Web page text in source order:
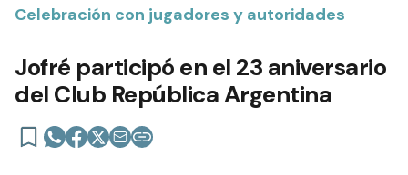
Celebración con jugadores y autoridades
Jofré participó en el 23 aniversario
del Club República Argentina